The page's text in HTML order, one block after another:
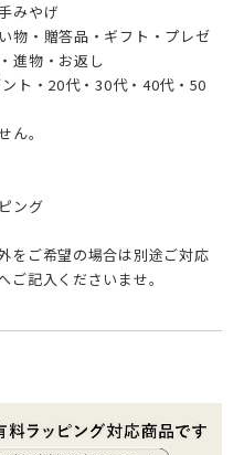
みやげ
物・贈答品・ギフト・プレゼ
進物・お返し
ト・20代・30代・40代・50
。
ング
をご希望の場合は別途ご対応
ご記入くださいませ。